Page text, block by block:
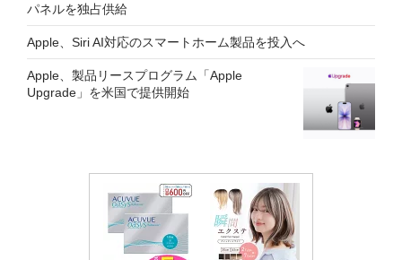
パネルを独占供給
Apple、Siri AI対応のスマートホーム製品を投入へ
Apple、製品リースプログラム「Apple
Upgrade」を米国で提供開始